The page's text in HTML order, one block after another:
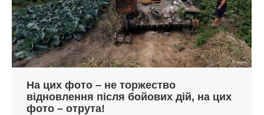
На цих фото – не торжество
відновлення після бойових дій, на цих
фото – отрута!